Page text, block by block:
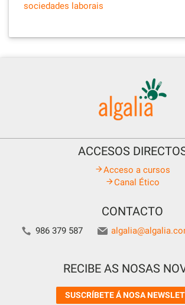
sociedades laborais
ACCESOS
Acceso a cursos
Canal Ético
CONTACTO
986 379 587
RECIBE AS NOSAS
SUSCRÍBETE Á NOSA